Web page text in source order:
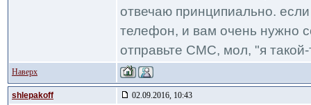
отвечаю принципиально.
телефон, и вам очень нужно
отправьте СМС, мол, "я такой-
Наверх
shlepakoff 02.09.2016, 10:43